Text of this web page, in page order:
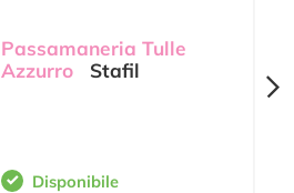
Passamaneria Tulle
Azzurro
Stafil
Disponibile